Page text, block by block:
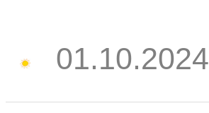
01.10.2024